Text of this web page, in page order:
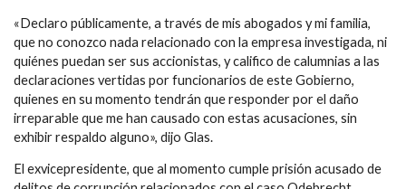
«Declaro públicamente, a través de mis abogados y mi familia,
que no conozco nada relacionado con la empresa investigada, ni
quiénes puedan ser sus accionistas, y califico de calumnias a las
declaraciones vertidas por funcionarios de este Gobierno,
quienes en su momento tendrán que responder por el daño
irreparable que me han causado con estas acusaciones, sin
exhibir respaldo alguno», dijo Glas.
El exvicepresidente, que al momento cumple prisión acusado de